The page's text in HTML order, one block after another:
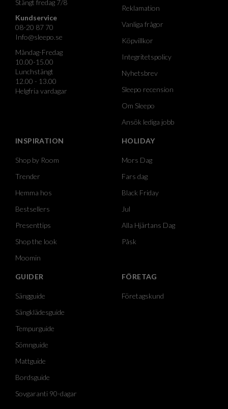
Stängt fredag 7/8
Kundservice
08-20 87 70
Info@sleepo.se
Måndag-Fredag
10.00-15.00
Lunchstängt
12.00 - 13.00
Helgfria vardagar
Reklamation
Vanliga frågor
Köpvillkor
Integritetspolicy
Nyhetsbrev
Sleepo recension
Om Sleepo
Ansök lediga jobb
INSPIRATION
Shop by Room
Trender
Hemma hos
Bestsellers
Presenttips
Shop the look
Moomin
HOLIDAY
Mors Dag
Fars dag
Black Friday
Jul
Alla Hjärtans Dag
Påsk
GUIDER
Sängguide
Sängklädesguide
Tempurguide
Sömnguide
Mattguide
Bordsguide
Sovgaranti 90-dagar
FÖRETAG
Företagskund